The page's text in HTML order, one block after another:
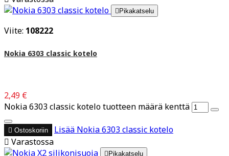
 Pikakatselu
Viite: 108222
Nokia 6303 classic kotelo
2,49 €
Nokia 6303 classic kotelo tuotteen määrä kenttä
 Ostoskoriin Lisää Nokia 6303 classic kotelo
 Varastossa
 Pikakatselu